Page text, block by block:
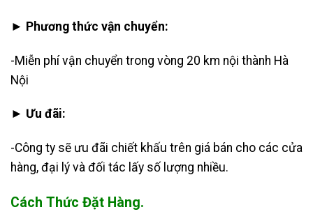
► Phương thức vận chuyển:
-Miễn phí vận chuyển trong vòng 20 km nội thành Hà
Nội
► Ưu đãi:
-Công ty sẽ ưu đãi chiết khấu trên giá bán cho các cửa
hàng, đại lý và đối tác lấy số lượng nhiều.
Cách Thức Đặt Hàng.